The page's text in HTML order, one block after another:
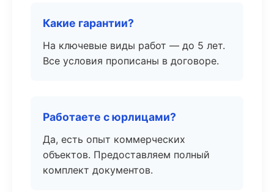
Какие гарантии?
На ключевые виды работ — до 5 лет.
Все условия прописаны в договоре.
Работаете с юрлицами?
Да, есть опыт коммерческих
объектов. Предоставляем полный
комплект документов.